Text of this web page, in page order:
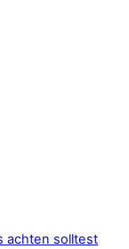
achten solltest